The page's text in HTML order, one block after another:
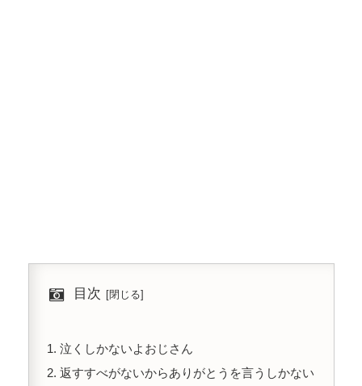
目次
泣くしかないよおじさん
返すすべがないからありがとうを言うしかない